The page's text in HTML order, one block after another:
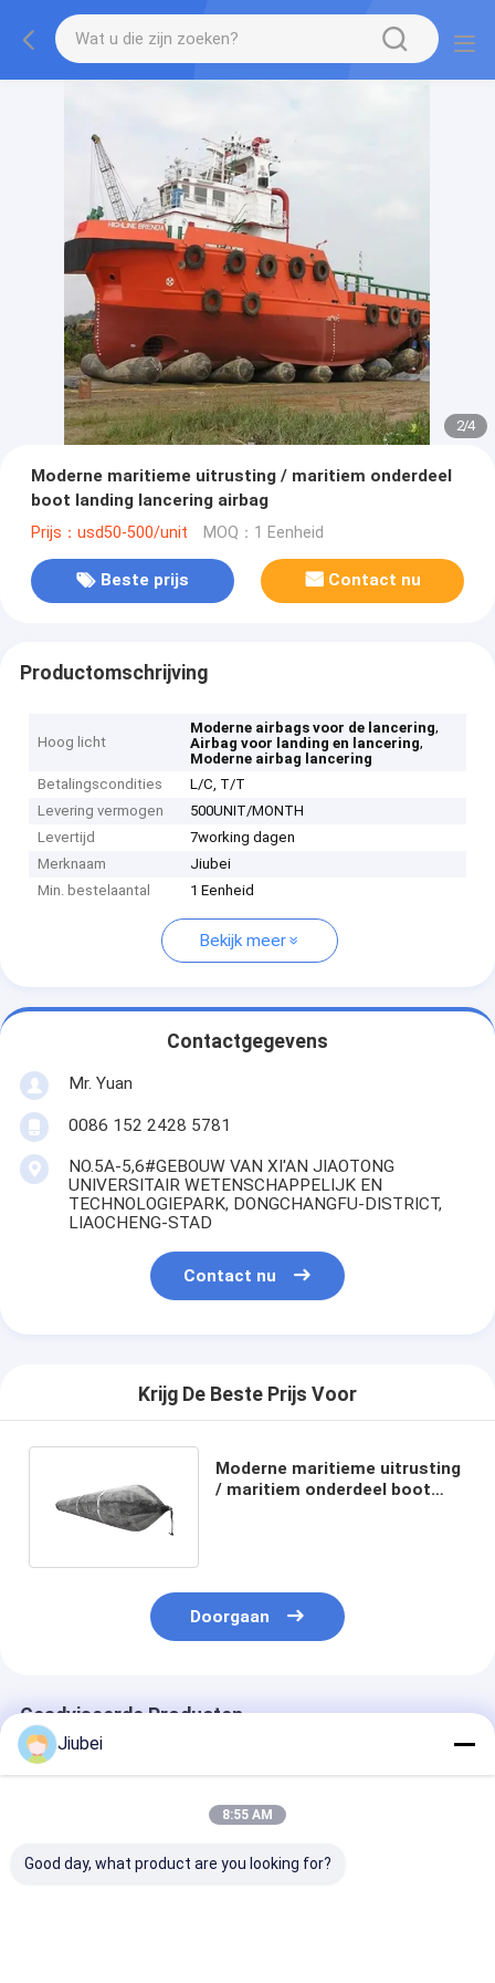
2/4
Moderne maritieme uitrusting / maritiem onderdeel
boot landing lancering airbag
Prijs：usd50-500/unit MOQ：1 Eenheid
Beste prijs Contact nu
Productomschrijving
Hoog licht
Moderne airbags voor de lancering,
Airbag voor landing en lancering,
Moderne airbag lancering
Betalingscondities
L/C, T/T
Levering vermogen
500UNIT/MONTH
Levertijd
7working dagen
Merknaam
Jiubei
Min. bestelaantal
1 Eenheid
Bekijk meer
Contactgegevens
Mr. Yuan
0086 152 2428 5781
NO.5A-5,6#GEBOUW VAN XI'AN JIAOTONG
UNIVERSITAIR WETENSCHAPPELIJK EN
TECHNOLOGIEPARK, DONGCHANGFU-DISTRICT,
LIAOCHENG-STAD
Contact nu
Krijg De Beste Prijs Voor
Moderne maritieme uitrusting
/ maritiem onderdeel boot
Doorgaan
Geadviseerde Producten
Jiubei
8:55 AM
Good day, what product are you looking for?